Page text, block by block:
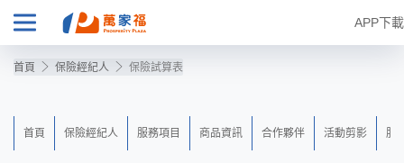
APP下載
首頁 保險經紀人 保險試算表
首頁 保險經紀人 服務項目 商品資訊 合作夥伴 活動剪影 服